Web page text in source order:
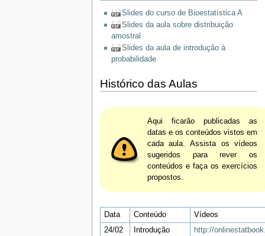
Slides do curso de Bioestatística A
Slides da aula sobre distribuição
amostral
Slides da aula de introdução à
probabilidade
Histórico das Aulas
Aqui ficarão publicadas as
datas e os conteúdos vistos em
cada aula. Assista os vídeos
sugeridos para rever os
conteúdos e faça os exercícios
propostos.
Data Conteúdo
Vídeos
24/02
Introdução
http://